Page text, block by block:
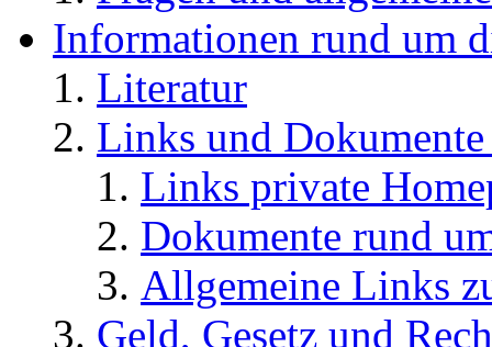
Informationen rund um
Literatur
Links und
Links private
Dokumente rund
Allgemeine Links
Geld, Gesetz und